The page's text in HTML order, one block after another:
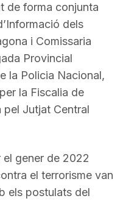
de forma conjunta
dels
i Comissaria
Provincial
la Policia Nacional,
la Fiscalia de
pel Jutjat Central
gener de 2022
el terrorisme van
els postulats del